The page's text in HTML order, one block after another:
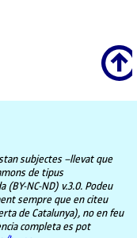
Scroll
subjectes –llevat que
de tipus
(BY-NC-ND) v.3.0. Podeu
sempre que en citeu
de Catalunya), no en feu
completa es pot